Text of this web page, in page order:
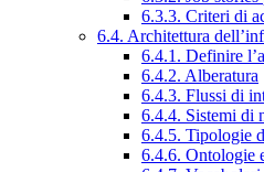
6.3.3. Criteri di
6.4. Architettura
6.4.1. Definire
6.4.2. Alberatura
6.4.3. Flussi di
6.4.4. Sistemi di
6.4.5. Tipologie
6.4.6. Ontologie